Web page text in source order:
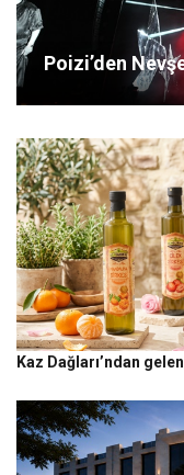
Poizi’den
Kaz Dağları’ndan